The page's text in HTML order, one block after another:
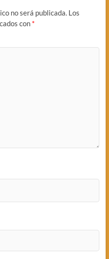
no será publicada. Los
con *